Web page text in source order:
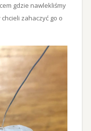
gdzie nawlekliśmy
zahaczyć go o